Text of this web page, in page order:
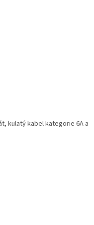
kulatý kabel kategorie 6A a